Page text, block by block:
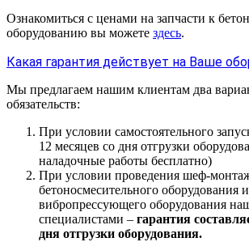
Ознакомиться с ценами на запчасти к
оборудованию вы можете здесь.
Какая гарантия действует на Ваше
Мы предлагаем нашим клиентам два
обязательств:
При условии самостоятельного
12 месяцев со дня отгрузки
наладочные работы бесплатно)
При условии проведения шеф-
бетоносмесительного оборудования и
вибропрессующего оборудования
специалистами – гарантия
дня отгрузки оборудования.